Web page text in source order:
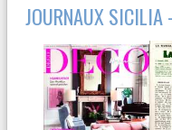
JOURNAUX